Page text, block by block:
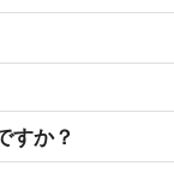
すか？